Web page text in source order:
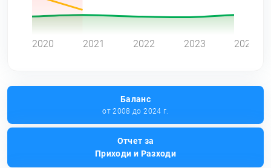
2020 2021 2022 2023 2024
Баланс
от 2008 до 2024 г.
Отчет за
Приходи и Разходи